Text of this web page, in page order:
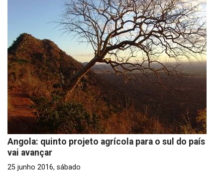
Angola: quinto projeto agrícola para o sul do país
vai avançar
25 junho 2016, sábado